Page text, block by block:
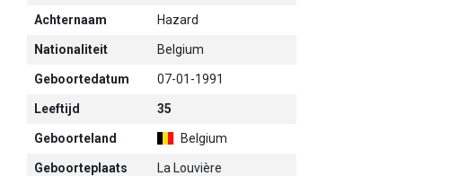
Achternaam Hazard
Nationaliteit Belgium
Geboortedatum 07-01-1991
Leeftijd 35
Geboorteland Belgium
Geboorteplaats La Louvière